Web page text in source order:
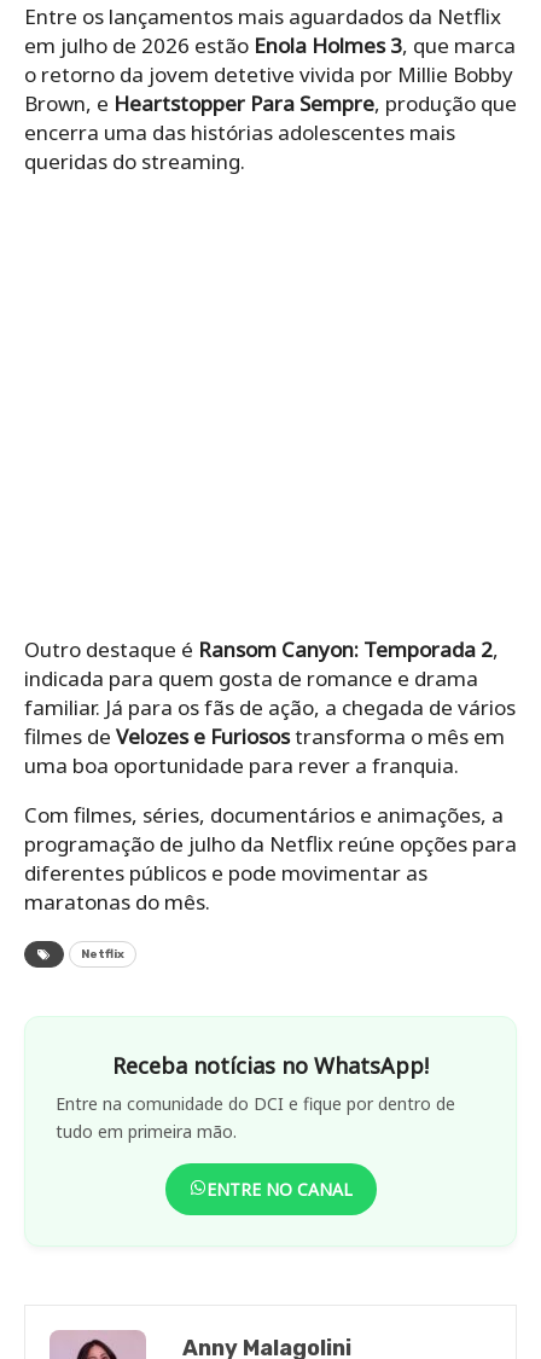
Entre os lançamentos mais aguardados da Netflix
em julho de 2026 estão Enola Holmes 3, que marca
o retorno da jovem detetive vivida por Millie Bobby
Brown, e Heartstopper Para Sempre, produção que
encerra uma das histórias adolescentes mais
queridas do streaming.
Outro destaque é Ransom Canyon: Temporada 2,
indicada para quem gosta de romance e drama
familiar. Já para os fãs de ação, a chegada de vários
filmes de Velozes e Furiosostransforma o mês em
uma boa oportunidade para rever a franquia.
Com filmes, séries, documentários e animações, a
programação de julho da Netflix reúne opções para
diferentes públicos e pode movimentar as
maratonas do mês.
Netflix
Receba notícias no WhatsApp!
Entre na comunidade do DCI e fique por dentro de
tudo em primeira mão.
ENTRE NO CANAL
Anny Malagolini